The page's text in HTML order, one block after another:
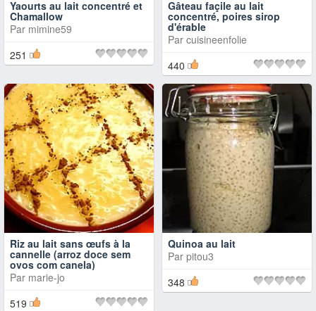
Yaourts au lait concentré et
Chamallow
Par mimine59
251
Gâteau façile au lait
concentré, poires sirop
d'érable
Par cuisineenfolie
440
Riz au lait sans œufs à la
cannelle (arroz doce sem
ovos com canela)
Par marie-jo
519
Quinoa au lait
Par pitou3
348